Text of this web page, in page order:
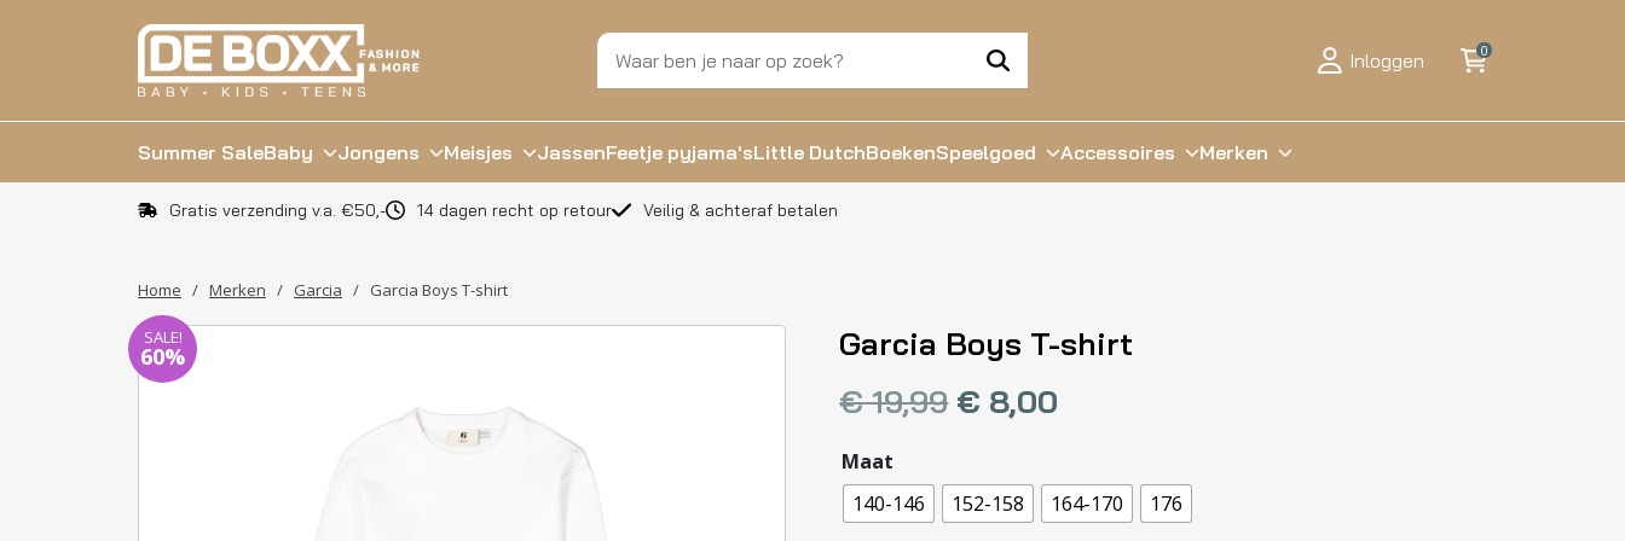
Inloggen 0
Summer SaleBaby Jongens Meisjes JassenFeetje pyjama'sLittle DutchBoekenSpeelgoed Accessoires Merken
Gratis verzending v.a. €50,- 14 dagen recht op retour Veilig & achteraf betalen
Home / Merken / Garcia / Garcia Boys T-shirt
SALE!
60%
Garcia Boys T-shirt
€19,99 € 8,00
Maat
140-146
152-158 164-170 176